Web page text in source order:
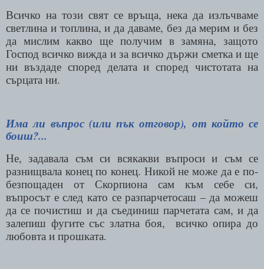
Всичко на този свят се връща, нека да излъчваме
светлина и топлина, и да даваме, без да мерим и без
да мислим какво ще получим в замяна, защото
Господ всичко вижда и за всичко държи сметка и ще
ни въздаде според делата и според чистотата на
сърцата ни.
Има ли въпрос (или пък отговор), от който се
боиш?...
Не, задавала съм си всякакви въпроси и съм се
разнищвала конец по конец. Никой не може да е по-
безпощаден от Скорпиона сам към себе си,
въпросът е след като се разпарчетосаш – да можеш
да се почистиш и да съединиш парчетата сам, и да
залепиш фугите със златна боя,
всичко опира до
любовта и прошката.